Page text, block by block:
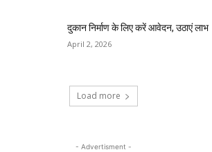
दुकान निर्माण के लिए करें आवेदन, उठाएं लाभ
April 2, 2026
Load more
- Advertisment -